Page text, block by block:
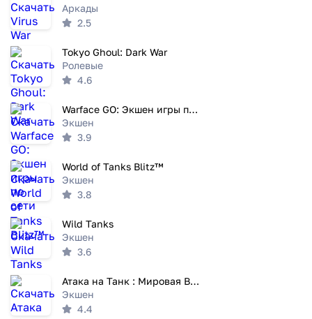
Аркады
2.5
Tokyo Ghoul: Dark War
Ролевые
4.6
Warface GO: Экшен игры по сети
Экшен
3.9
World of Tanks Blitz™
Экшен
3.8
Wild Tanks
Экшен
3.6
Атака на Танк : Мировая Война
Экшен
4.4